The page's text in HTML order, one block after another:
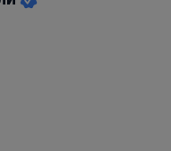
биопсию костного
со стандартами
центру MD